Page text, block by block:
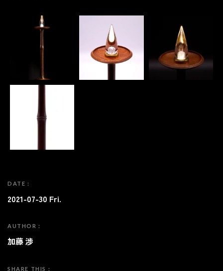
DATE :
2021-07-30 Fri.
AUTHOR :
加藤 渉